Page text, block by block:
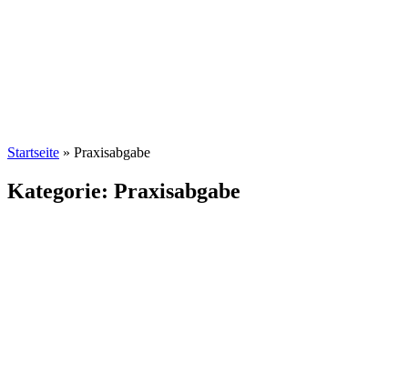
Startseite » Praxisabgabe
Kategorie: Praxisabgabe